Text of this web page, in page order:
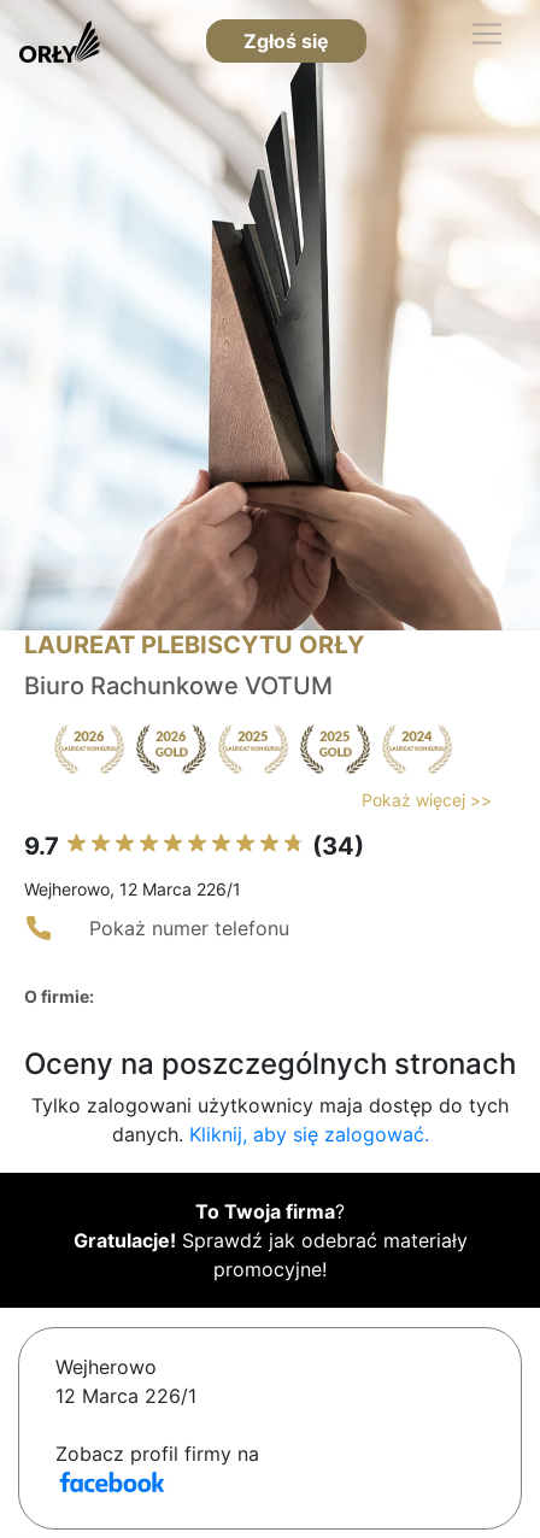
Zgłoś się
LAUREAT PLEBISCYTU ORŁY
Biuro Rachunkowe VOTUM
Pokaż więcej >>
9.7 (34)
Wejherowo, 12 Marca 226/1
Pokaż numer telefonu
O firmie:
Oceny na poszczególnych stronach
Tylko zalogowani użytkownicy maja dostęp do tych
danych. Kliknij, aby się zalogować.
To Twoja firma?
Gratulacje! Sprawdź jak odebrać materiały
promocyjne!
Wejherowo
12 Marca 226/1
Zobacz profil firmy na